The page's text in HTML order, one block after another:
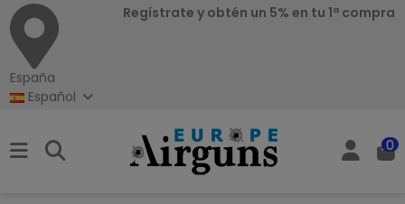
España
Regístrate y obtén un 5% en tu 1ª compra
Español
0